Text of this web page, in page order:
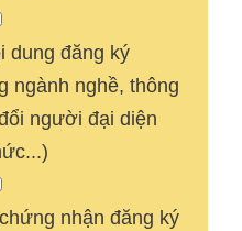
dung đăng ký
ngành nghề, thông
người đại diện
nhận đăng ký